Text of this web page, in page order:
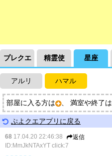
プレクエ 精霊使 星座
アルリ ハマル
部屋に入る方は 、 満室や終了は
ぷよクエアプリに戻る
68 17.04.20 22:46:38
返信
ID:MmJkNTAxYT
click:7